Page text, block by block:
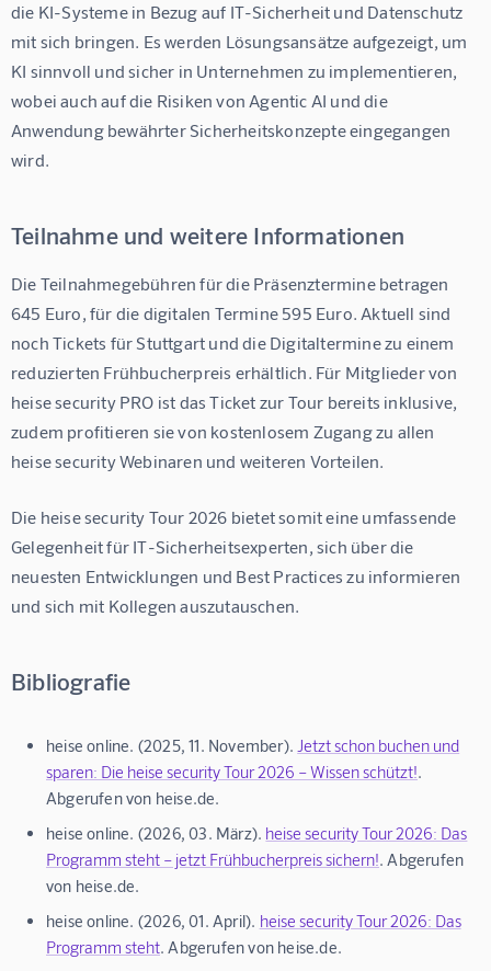
die KI-Systeme in Bezug auf IT-Sicherheit und Datenschutz
mit sich bringen. Es werden Lösungsansätze aufgezeigt, um
KI sinnvoll und sicher in Unternehmen zu implementieren,
wobei auch auf die Risiken von Agentic AI und die
Anwendung bewährter Sicherheitskonzepte eingegangen
wird.
Teilnahme und weitere Informationen
Die Teilnahmegebühren für die Präsenztermine betragen
645 Euro, für die digitalen Termine 595 Euro. Aktuell sind
noch Tickets für Stuttgart und die Digitaltermine zu einem
reduzierten Frühbucherpreis erhältlich. Für Mitglieder von
heise security PRO ist das Ticket zur Tour bereits inklusive,
zudem profitieren sie von kostenlosem Zugang zu allen
heise security Webinaren und weiteren Vorteilen.
Die heise security Tour 2026 bietet somit eine umfassende
Gelegenheit für IT-Sicherheitsexperten, sich über die
neuesten Entwicklungen und Best Practices zu informieren
und sich mit Kollegen auszutauschen.
Bibliografie
heise online. (2025, 11. November). Jetzt schon buchen und
sparen: Die heise security Tour 2026 – Wissen schützt!.
Abgerufen von heise.de.
heise online. (2026, 03. März). heise security Tour 2026: Das
Programm steht – jetzt Frühbucherpreis sichern!. Abgerufen
von heise.de.
heise online. (2026, 01. April). heise security Tour 2026: Das
Programm steht. Abgerufen von heise.de.